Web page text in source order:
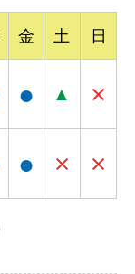
金 土 日
● ▲ ×
● × ×